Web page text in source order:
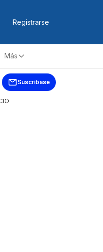
Registrarse
Más
Suscríbase